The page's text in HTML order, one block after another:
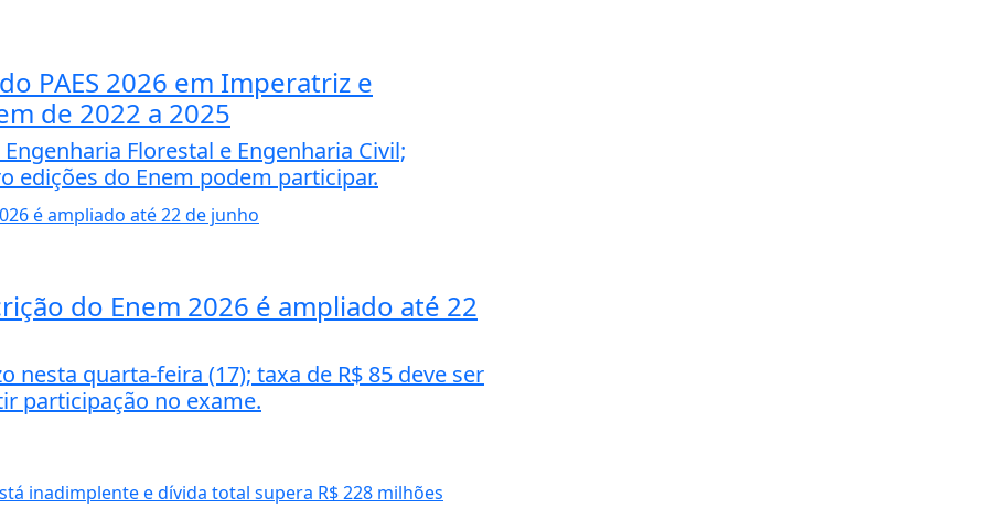
PAES 2026 em Imperatriz e
de 2022 a 2025
Florestal e Engenharia Civil;
edições do Enem podem participar.
do Enem 2026 é ampliado até 22
nesta quarta-feira (17); taxa de R$ 85 deve ser
participação no exame.